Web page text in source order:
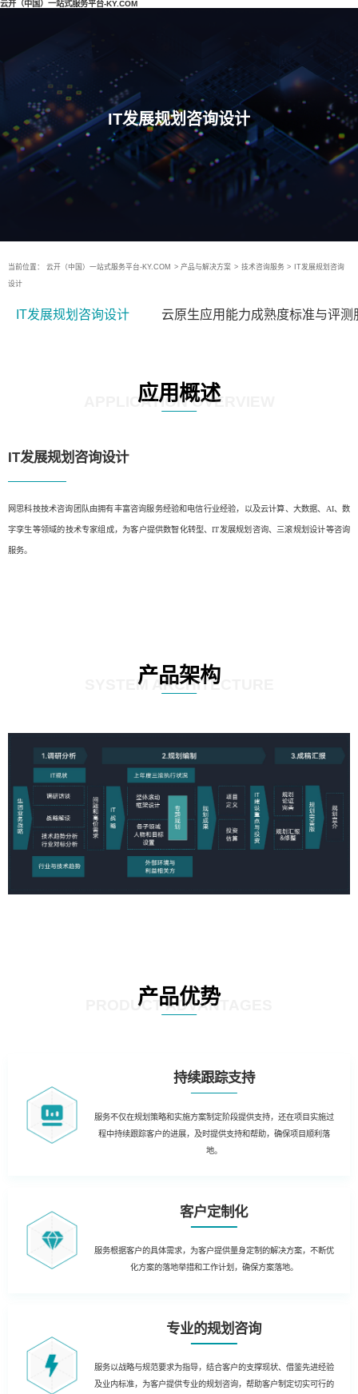
云开（中国）一站式服务平台-KY.COM
IT发展规划咨询设计
当前位置： 云开（中国）一站式服务平台-KY.COM > 产品与解决方案 > 技术咨询服务 > IT发展规划咨询
设计
IT发展规划咨询设计 云原生应用能力成熟度标准与评测
应用概述
APPLICATION OVERVIEW
IT发展规划咨询设计
网思科技技术咨询团队由拥有丰富咨询服务经验和电信行业经验，以及云计算、大数据、AI、数
字孪生等领域的技术专家组成，为客户提供数智化转型、IT发展规划咨询、三滚规划设计等咨询
服务。
产品架构
SYSTEM ARCHITECTURE
产品优势
PRODUCT ADVANTAGES
持续跟踪支持
服务不仅在规划策略和实施方案制定阶段提供支持，还在项目实施过
程中持续跟踪客户的进展，及时提供支持和帮助，确保项目顺利落
地。
客户定制化
服务根据客户的具体需求，为客户提供量身定制的解决方案，不断优
化方案的落地举措和工作计划，确保方案落地。
专业的规划咨询
服务以战略与规范要求为指导，结合客户的支撑现状、借鉴先进经验
及业内标准，为客户提供专业的规划咨询，帮助客户制定切实可行的